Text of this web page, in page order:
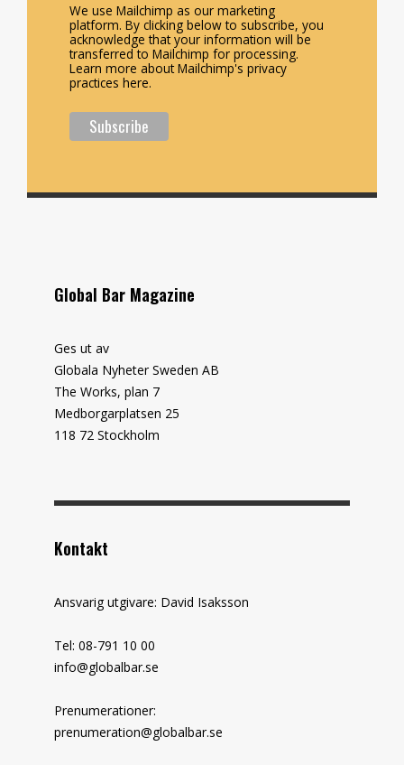
We use Mailchimp as our marketing
platform. By clicking below to subscribe, you
acknowledge that your information will be
transferred to Mailchimp for processing.
Learn more about Mailchimp's privacy
practices here.
Global Bar Magazine
Ges ut av
Globala Nyheter Sweden AB
The Works, plan 7
Medborgarplatsen 25
118 72 Stockholm
Kontakt
Ansvarig utgivare: David Isaksson
Tel: 08-791 10 00
info@globalbar.se
Prenumerationer:
prenumeration@globalbar.se